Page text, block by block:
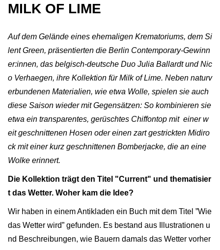
MILK OF LIME
Auf dem Gelände eines ehemaligen Krematoriums, dem Si
lent Green, präsentierten die Berlin Contemporary-Gewinn
er:innen, das belgisch-deutsche Duo Julia Ballardt und Nic
o Verhaegen, ihre Kollektion für Milk of Lime. Neben naturv
erbundenen Materialien, wie etwa Wolle, spielen sie auch
diese Saison wieder mit Gegensätzen: So kombinieren sie
etwa ein transparentes, gerüschtes Chiffontop mit einer w
eit geschnittenen Hosen oder einen zart gestrickten Midiro
ck mit einer kurz geschnittenen Bomberjacke, die an eine
Wolke erinnert.
Die Kollektion trägt den Titel "Current" und thematisier
t das Wetter. Woher kam die Idee?
Wir haben in einem Antikladen ein Buch mit dem Titel ”Wie
das Wetter wird” gefunden. Es bestand aus Illustrationen u
nd Beschreibungen, wie Bauern damals das Wetter vorher